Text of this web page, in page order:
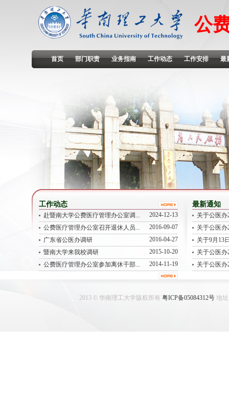
公
首页 部门职责 业务指南 工作动态 工作安排 最
工作动态
赴暨南大学公费医疗管理办公室调...
2024-12-13
公费医疗管理办公室召开退休人员...
2016-09-07
广东省公医办调研
2016-04-27
暨南大学来我校调研
2015-10-20
公费医疗管理办公室参加离休干部...
2014-11-19
最新通知
关于公医办
关于公医办
关于9月13
关于公医办
关于公医办
2013 © 华南理工大学版权所有 粤ICP备05084312号地址